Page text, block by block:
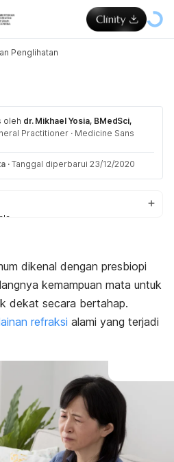
Penglihatan
oleh dr. Mikhael Yosia, BMedSci,
Practitioner · Medicine Sans
· Tanggal diperbarui 23/12/2020
dikenal dengan presbiopi
kemampuan mata untuk
dekat secara bertahap.
refraksi alami yang terjadi